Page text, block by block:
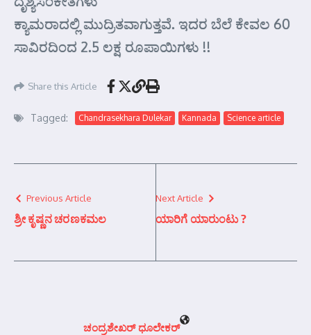
ಕ್ಯಾಮರಾದಲ್ಲಿ ಮುದ್ರಿತವಾಗುತ್ತವೆ. ಇದರ ಬೆಲೆ ಕೇವಲ 60
ಸಾವಿರದಿಂದ 2.5 ಲಕ್ಷ ರೂಪಾಯಿಗಳು !!
Share this Article
Tagged: Chandrasekhara Dulekar Kannada Science article
Previous Article
ಶ್ರೀ ಕೃಷ್ಣನ ಚರಣಕಮಲ
Next Article
ಯಾರಿಗೆ ಯಾರುಂಟು ?
ಚಂದ್ರಶೇಖರ್‍ ಧೂಲೇಕರ್‍